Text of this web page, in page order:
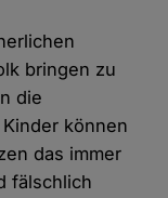
bringen zu
die
können
das immer
fälschlich